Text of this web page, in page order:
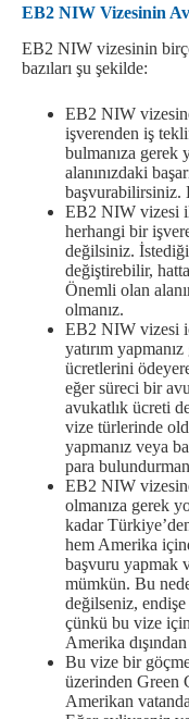
EB2 NIW Vizesinin
EB2 NIW vizesinin
bazıları şu şekilde:
EB2 NIW
işverenden iş
bulmanıza gerek
alanınızdaki
başvurabilirsiniz.
EB2 NIW vizesi
herhangi bir
değilsiniz.
değiştirebilir,
Önemli olan
olmanız.
EB2 NIW vizesi
yatırım
ücretlerini
eğer süreci bir
avukatlık ücreti
vize türlerinde
yapmanız veya
para
EB2 NIW
olmanıza gerek
kadar
hem Amerika
başvuru yapmak
mümkün. Bu
değilseniz,
çünkü bu vize
Amerika
Bu vize bir
üzerinden Green
Amerikan